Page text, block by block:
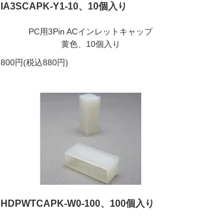
IA3SCAPK-Y1-10、10個入り
PC用3Pin ACインレットキャップ
黄色、10個入り
800円(税込880円)
HDPWTCAPK-W0-100、100個入り